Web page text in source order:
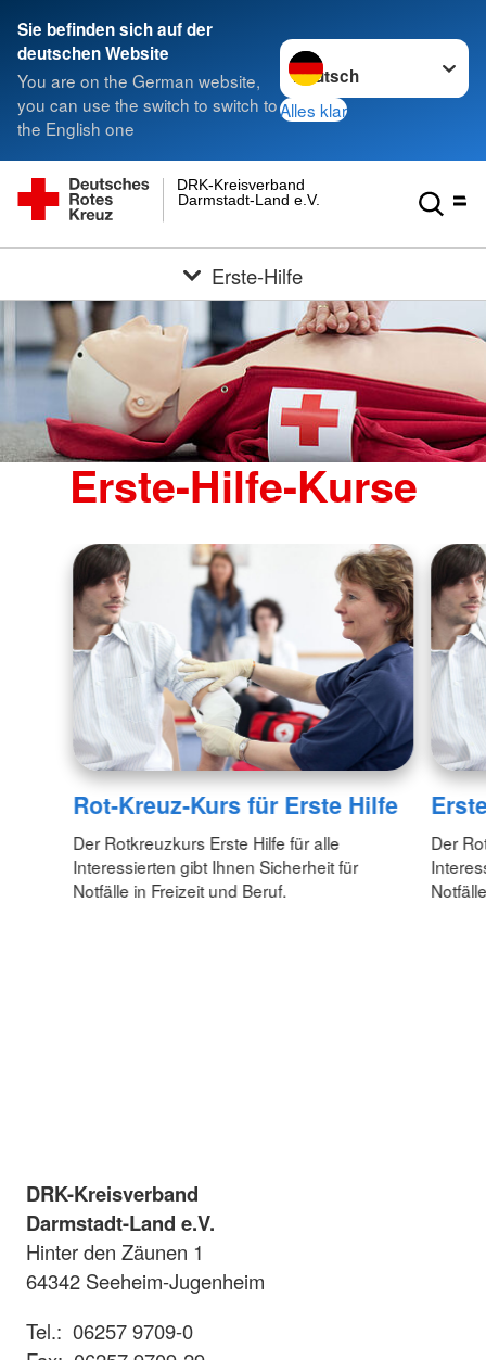
Sie befinden sich auf der
deutschen Website
You are on the German website,
you can use the switch to switch to
the English one
Sprache wechseln zu
Alles klar
Darmstadt-Land e.V.
DRK-Kreisverband
Erste-Hilfe
Erste-Hilfe-Kurse
Rot-Kreuz-Kurs für Erste Hilfe
Der Rotkreuzkurs Erste Hilfe für alle
Interessierten gibt Ihnen Sicherheit für
Notfälle in Freizeit und Beruf.
Der
DRK-Kreisverband
Darmstadt-Land e.V.
Hinter den Zäunen 1
64342 Seeheim-Jugenheim
Tel.: 06257 9709-0